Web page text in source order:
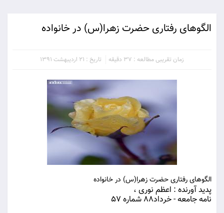
الگوهای رفتاری حضرت زهرا(س) در خانواده
زمان تقریبی مطالعه : 37 دقیقه تاریخ : 21 اردیبهشت 1391
الگوهای رفتاری حضرت زهرا(س) در خانواده
پدید آورنده : اعظم نوری ،
نامه جامعه - خرداد88 شماره 57